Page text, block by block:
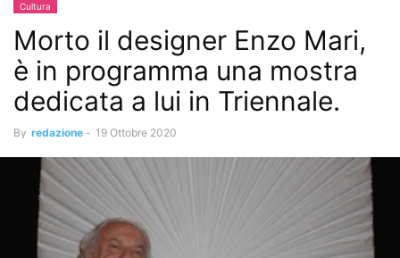
Cultura
Morto il designer Enzo Mari,
è in programma una mostra
dedicata a lui in Triennale.
By redazione - 19 Ottobre 2020